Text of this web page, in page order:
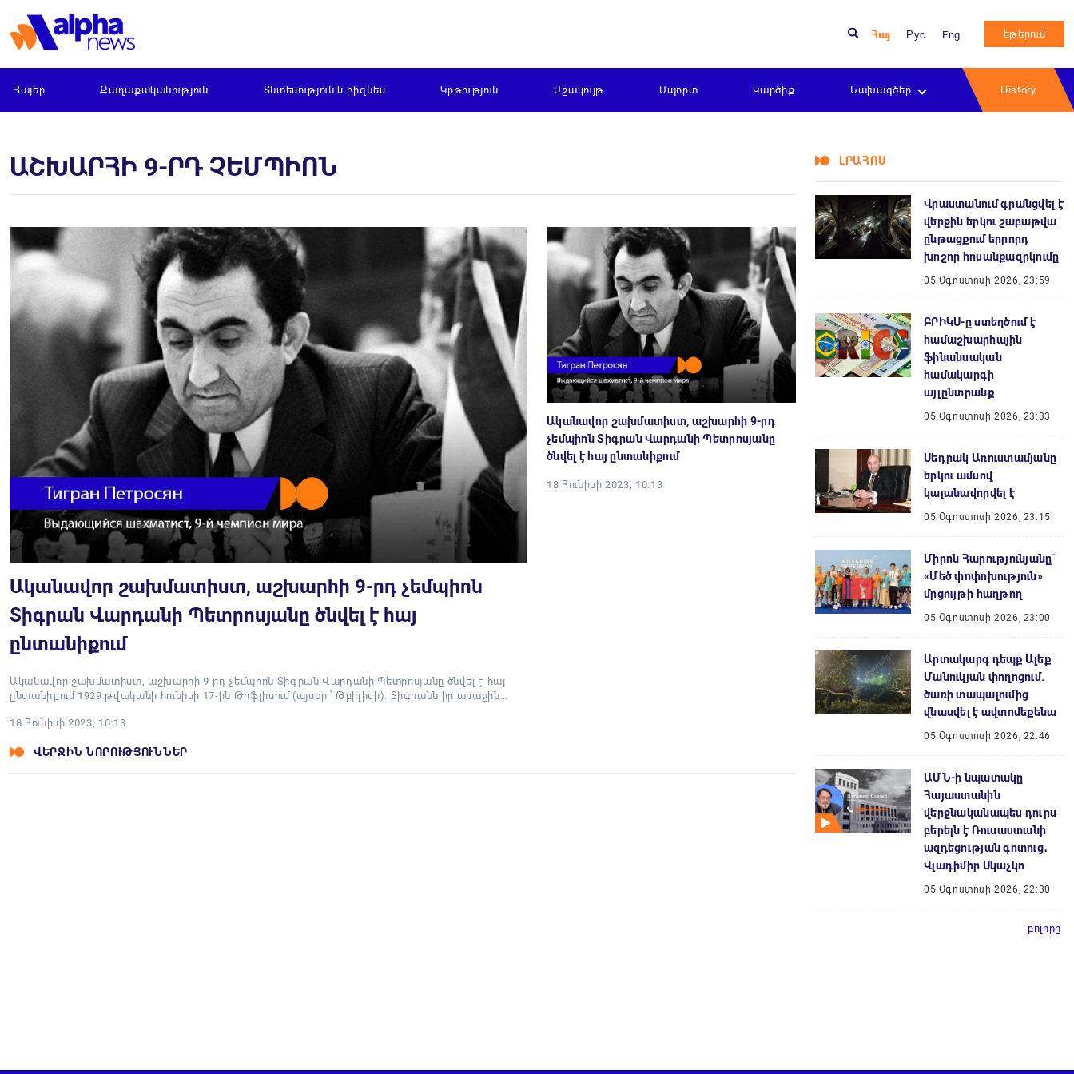
Հայ Рус Eng եթերում
Հայեր Քաղաքականություն Տնտեսություն և բիզնես Կրթություն Մշակույթ Սպորտ Կարծիք Նախագծեր History
ԱՇԽԱՐՀԻ 9-ՐԴ ՉԵՄՊԻՈՆ
Ականավոր շախմատիստ, աշխարհի 9-րդ չեմպիոն
Տիգրան Վարդանի Պետրոսյանը ծնվել է հայ
ընտանիքում
Ականավոր շախմատիստ, աշխարհի 9-րդ չեմպիոն Տիգրան Վարդանի Պետրոսյանը ծնվել է հայ
ընտանիքում 1929 թվականի հունիսի 17-ին Թիֆլիսում (այսօր ՝ Թբիլիսի): Տիգրանն իր առաջին…
18 Հունիսի 2023, 10:13
Ականավոր շախմատիստ, աշխարհի 9-րդ
չեմպիոն Տիգրան Վարդանի Պետրոսյանը
ծնվել է հայ ընտանիքում
18 Հունիսի 2023, 10:13
ՎԵՐՋԻՆ ՆՈՐՈՒԹՅՈՒՆՆԵՐ
ԼՐԱՀՈՍ
Վրաստանում գրանցվել է
վերջին երկու շաբաթվա
ընթացքում երրորդ
խոշոր հոսանքազրկումը
05 Օգոստոսի 2026, 23:59
ԲՐԻԿՍ-ը ստեղծում է
համաշխարհային
ֆինանսական
համակարգի
այլընտրանք
05 Օգոստոսի 2026, 23:33
Սեդրակ Առուստամյանը
երկու ամսով
կալանավորվել է
05 Օգոստոսի 2026, 23:15
Միրոն Հարությունյանը`
«Մեծ փոփոխություն»
մրցույթի հաղթող
05 Օգոստոսի 2026, 23:00
Արտակարգ դեպք Ալեք
Մանուկյան փողոցում.
ծառի տապալումից
վնասվել է ավտոմեքենա
05 Օգոստոսի 2026, 22:46
ԱՄՆ-ի նպատակը
Հայաստանին
վերջնականապես դուրս
բերելն է Ռուսաստանի
ազդեցության գոտուց․
Վլադիմիր Սկաչկո
05 Օգոստոսի 2026, 22:30
բոլորը